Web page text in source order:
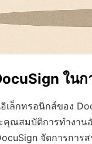
ในก
เล็กทรอนิกส์ของ
คุณสมบัติการทำงา
จัดการกา